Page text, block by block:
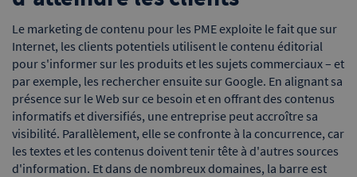
Le marketing de contenu pour les PME exploite le fait que sur
Internet, les clients potentiels utilisent le contenu éditorial
pour s'informer sur les produits et les sujets commerciaux – et
par exemple, les rechercher ensuite sur Google. En alignant sa
présence sur le Web sur ce besoin et en offrant des contenus
informatifs et diversifiés, une entreprise peut accroître sa
visibilité. Parallèlement, elle se confronte à la concurrence, car
les textes et les contenus doivent tenir tête à d'autres sources
d'information. Et dans de nombreux domaines, la barre est